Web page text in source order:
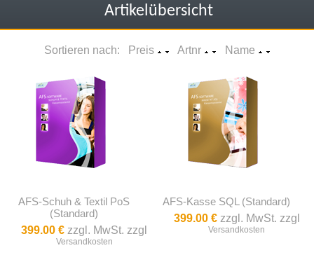
Artikelübersicht
Sortieren nach: Preis Artnr Name
AFS-Schuh & Textil PoS
(Standard)
399.00 € zzgl. MwSt. zzgl
Versandkosten
AFS-Kasse SQL (Standard)
399.00 €zzgl. MwSt. zzgl
Versandkosten